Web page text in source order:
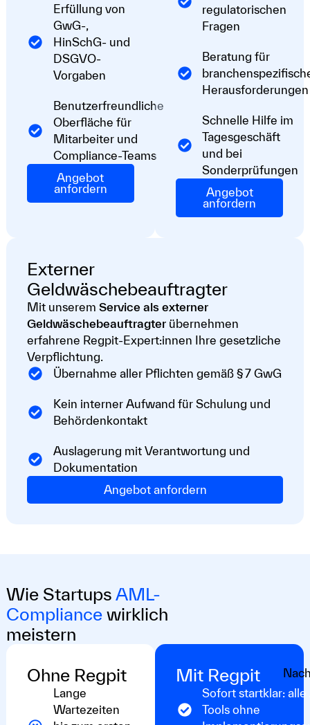
Erfüllung von
GwG-,
HinSchG- und
DSGVO-
Vorgaben
Benutzerfreundliche
Oberfläche für
Mitarbeiter und
Compliance-Teams
Angebot
anfordern
regulatorischen
Fragen
Beratung für
Herausforderungen
Schnelle Hilfe im
Tagesgeschäft
und bei
Sonderprüfungen
Angebot
anfordern
Externer
Geldwäschebeauftragter
Mit unserem Service als externer
Geldwäschebeauftragterübernehmen
erfahrene Regpit-Expert:innen Ihre gesetzliche
Verpflichtung.
Übernahme aller Pflichten gemäß § 7 GwG
Kein interner Aufwand für Schulung und
Behördenkontakt
Auslagerung mit Verantwortung und
Dokumentation
Angebot anfordern
Ohne Regpit
Lange
Wartezeiten
Mit Regpit
Sofort startklar: alle
Tools ohne
Wie Startups AML-
Compliancewirklich
meistern